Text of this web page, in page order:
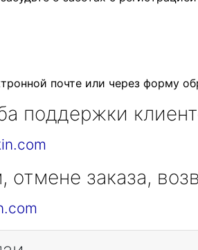
почте или через форму
поддержки
заказа,